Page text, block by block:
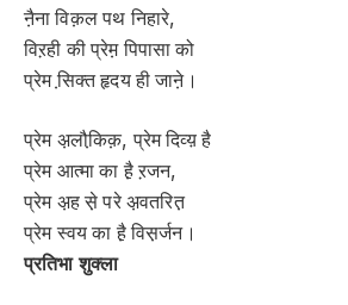
नै़ना विक़ल पथ निहारे,
विऱही की प्रेम़ पिपासा को
प्रेम सि़क्त हृदय ही जाने़।
प्रेम अ़लौकि़क़, प्रेम दिव्य़ है
प्रेम आत्मा का है़ ऱजन,
प्रेम अ़ह से़ परे अ़वतरित़
प्रेम स्वय का है़ विस़र्जन।
प्रतिभा शुक्ला